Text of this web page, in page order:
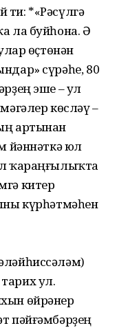
*«Рәсүлгә
ла буйһона. Ә
өҫтөнән
сүрәһе, 80
эше – ул
көсләү –
артынан
йәннәткә юл
ҡараңғылыҡта
китер
күрһәтмәһен
ул.
өйрәнер
пәйғәмбәрҙең